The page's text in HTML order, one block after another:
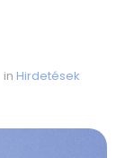
in Hirdetések